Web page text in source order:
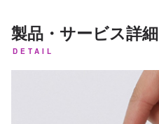
製品・サービス詳細
DETAIL